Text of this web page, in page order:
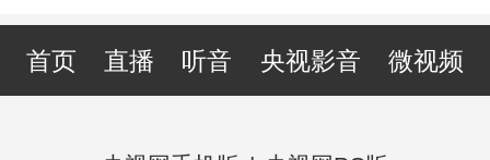
首页 直播 听音 央视影音 微视频